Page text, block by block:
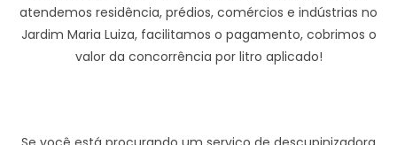
atendemos residência, prédios, comércios e indústrias no
Jardim Maria Luiza, facilitamos o pagamento, cobrimos o
valor da concorrência por litro aplicado!